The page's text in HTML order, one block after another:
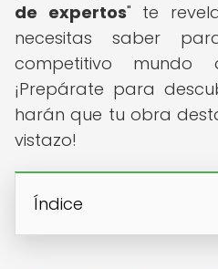
de expertos" te
necesitas saber
competitivo mundo
¡Prepárate para
harán que tu obra
vistazo!
Índice